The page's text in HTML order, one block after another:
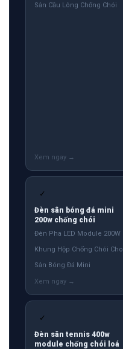
Sân Cầu Lông Chống Chói
✓
Đèn sân bóng đá mini
200w chống chói
Đèn Pha LED Module 200W
Khung Hộp Chống Chói Cho
Sân Bóng Đá Mini
✓
Đèn sân tennis 400w
module chống chói loá